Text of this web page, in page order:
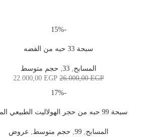
-15%
سبحة 33 حبه من الفضه
المسابح,
33
, حجم متوسط
26.000,00EGP
22.000,00 EGP
-17%
سبحة 99 حبه من حجر الهولاليت الطبيعي المميز
المسابح,
99
, حجم متوسط, عروض